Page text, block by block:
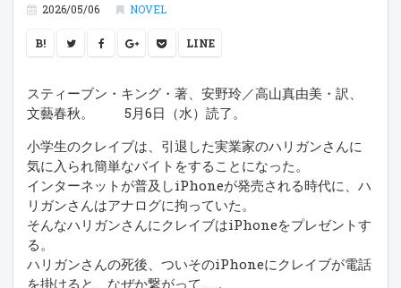
2026/05/06 NOVEL
B! LINE
スティーブン・キング・著、安野玲／高山真由美・訳、
文藝春秋。 5月6日（水）読了。
小学生のクレイブは、引退した実業家のハリガンさんに
気に入られ簡単なバイトをすることになった。
インターネットが普及しiPhoneが発売される時代に、ハ
リガンさんはアナログに拘っていた。
そんなハリガンさんにクレイブはiPhoneをプレゼントす
る。
ハリガンさんの死後、ついそのiPhoneにクレイブが電話
を掛けると、なぜか繋がって……。